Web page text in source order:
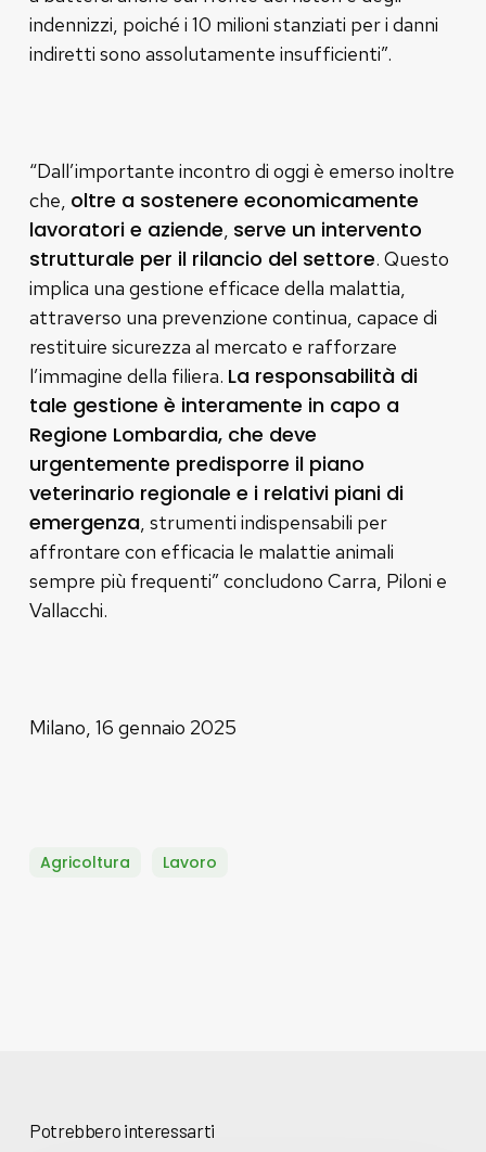
indennizzi, poiché i 10 milioni stanziati per i danni
indiretti sono assolutamente insufficienti”.
“Dall’importante incontro di oggi è emerso inoltre
che, oltre a sostenere economicamente
lavoratori e aziende, serve un intervento
strutturale per il rilancio del settore. Questo
implica una gestione efficace della malattia,
attraverso una prevenzione continua, capace di
restituire sicurezza al mercato e rafforzare
l’immagine della filiera. La responsabilità di
tale gestione è interamente in capo a
Regione Lombardia, che deve
urgentemente predisporre il piano
veterinario regionale e i relativi piani di
emergenza, strumenti indispensabili per
affrontare con efficacia le malattie animali
sempre più frequenti” concludono Carra, Piloni e
Vallacchi.
Milano, 16 gennaio 2025
Agricoltura Lavoro
Potrebbero interessarti